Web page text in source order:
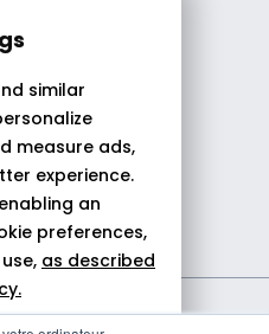
similar
measure ads,
experience.
an
preferences,
as described